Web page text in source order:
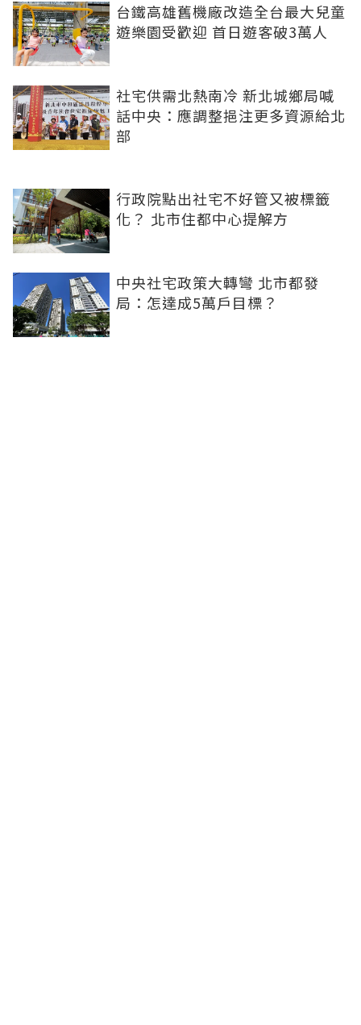
台鐵高雄舊機廠改造全台最大兒童
遊樂園受歡迎 首日遊客破3萬人
社宅供需北熱南冷 新北城鄉局喊
話中央：應調整挹注更多資源給北
部
行政院點出社宅不好管又被標籤
化？ 北市住都中心提解方
中央社宅政策大轉彎 北市都發
局：怎達成5萬戶目標？